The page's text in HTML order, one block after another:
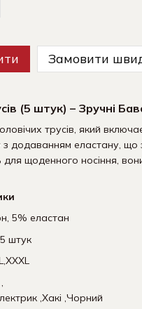
комплект 9 пар
Замовити
(5 штук) – Зручні
трусів, який
додаванням еластану, що
для щоденного носіння,
5% еластан
штук
,Хакі ,Чорний